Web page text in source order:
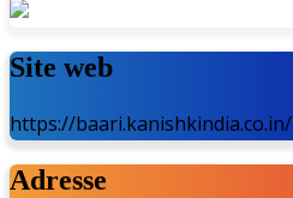
Site web
https://baari.kanishkindia.co.in/
Adresse